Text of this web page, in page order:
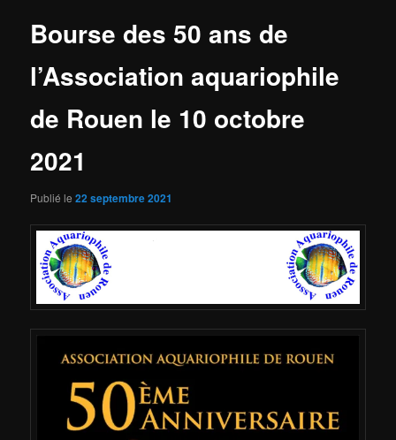
Bourse des 50 ans de
l’Association aquariophile
de Rouen le 10 octobre
2021
Publié le22 septembre 2021